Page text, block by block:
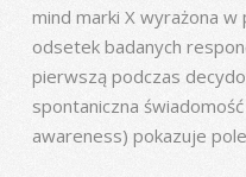
mind marki X wyrażona
odsetek badanych
pierwszą podczas
spontaniczna
awareness) pokazuje